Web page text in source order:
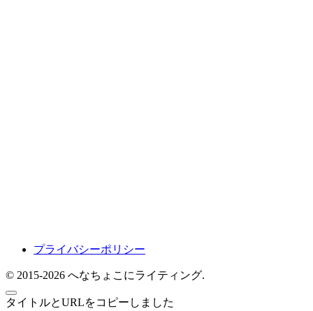
プライバシーポリシー
© 2015-2026 へなちょこにライティング.
タイトルとURLをコピーしました